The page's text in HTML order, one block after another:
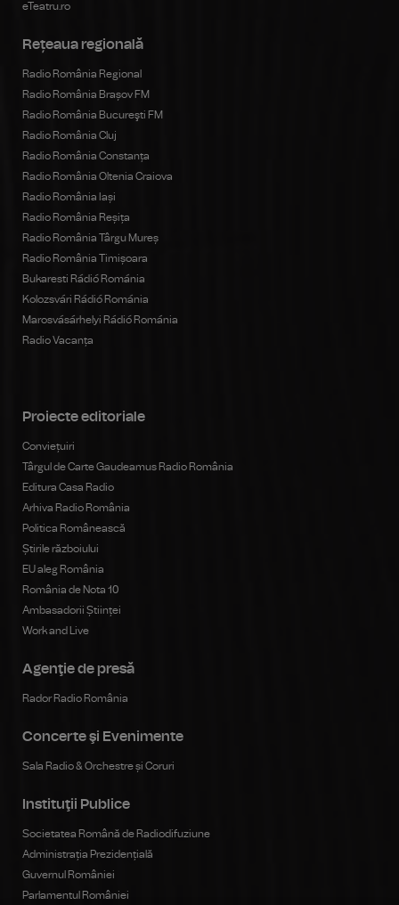
eTeatru.ro
Rețeaua regională
Radio România Regional
Radio România Brașov FM
Radio România Bucureşti FM
Radio România Cluj
Radio România Constanța
Radio România Oltenia Craiova
Radio România Iași
Radio România Reșița
Radio România Târgu Mureș
Radio România Timișoara
Bukaresti Rádió Románia
Kolozsvári Rádió Románia
Marosvásárhelyi Rádió Románia
Radio Vacanța
Proiecte editoriale
Conviețuiri
Târgul de Carte Gaudeamus Radio România
Editura Casa Radio
Arhiva Radio România
Politica Românească
Știrile războiului
EU aleg România
România de Nota 10
Ambasadorii Științei
Work and Live
Agenţie de presă
Rador Radio România
Concerte şi Evenimente
Sala Radio & Orchestre și Coruri
Instituţii Publice
Societatea Română de Radiodifuziune
Administrația Prezidențială
Guvernul României
Parlamentul României